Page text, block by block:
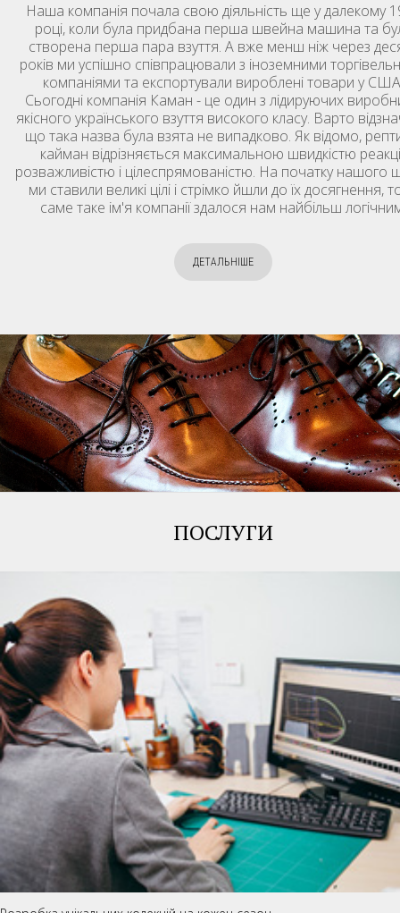
Наша компанія почала свою діяльність ще у далекому
році, коли була придбана перша швейна машина та
створена перша пара взуття. А вже менш ніж через
років ми успішно співпрацювали з іноземними
компаніями та експортували вироблені товари у
Сьогодні компанія Каман - це один з лідируючих
якісного українського взуття високого класу. Варто
що така назва була взята не випадково. Як відомо,
кайман відрізняється максимальною швидкістю
розважливістю і цілеспрямованістю. На початку нашого
ми ставили великі цілі і стрімко йшли до їх досягнення,
саме таке ім'я компанії здалося нам найбільш
ДЕТАЛЬНІШЕ
ПОСЛУГИ